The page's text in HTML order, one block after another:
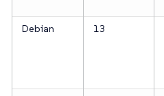
Debian 13